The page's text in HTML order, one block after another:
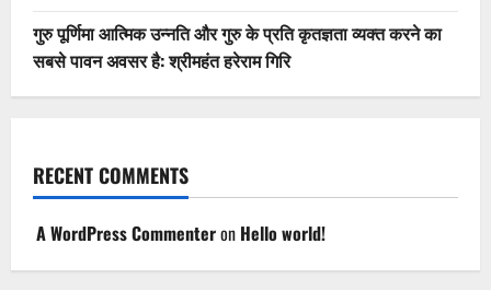
गुरु पूर्णिमा आत्मिक उन्नति और गुरु के प्रति कृतज्ञता व्यक्त करने का
सबसे पावन अवसर है: श्रीमहंत हरेराम गिरि
RECENT COMMENTS
A WordPress Commenteron Hello world!